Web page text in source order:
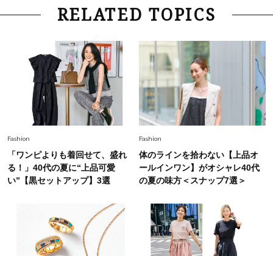
Lifestyle 2026.7.29
「お若いですね」は褒め言葉？“若い＝美しい”と
ーレス連載22】
Lifestyle 2026.8.6
26年夏の【開運アクション】は”ひと拭き”習
慣！「金運アップ→トイレ、じゃあ底上げ運
は？」
2026.5.22
梅宮アンナさん 電撃婚から1年、家族の価値観
を育み中「理想の暮らしよりも今の心地よさを選
んだ」
中村ゆりさん「40代になり、やっと“仕事以外の
幸福感”に目が向いた」ライフスタイルも、服も
RELATED TOPICS
Fashion
「ワンピよりも着回せて、盛れ
る！」40代の夏に“上品可愛
い”【黒セットアップ】3選
Fashion
体のラインを拾わない【上品オ
ールインワン】がオシャレ40代
の夏の味方＜スナップ7選＞